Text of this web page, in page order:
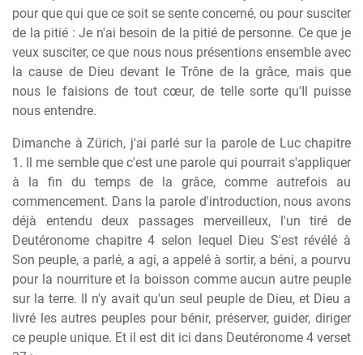
pour que qui que ce soit se sente concerné, ou pour susciter
de la pitié : Je n'ai besoin de la pitié de personne. Ce que je
veux susciter, ce que nous nous présentions ensemble avec
la cause de Dieu devant le Trône de la grâce, mais que
nous le faisions de tout cœur, de telle sorte qu'Il puisse
nous entendre.
Dimanche à Zürich, j'ai parlé sur la parole de Luc chapitre
1. Il me semble que c'est une parole qui pourrait s'appliquer
à la fin du temps de la grâce, comme autrefois au
commencement. Dans la parole d'introduction, nous avons
déjà entendu deux passages merveilleux, l'un tiré de
Deutéronome chapitre 4 selon lequel Dieu S'est révélé à
Son peuple, a parlé, a agi, a appelé à sortir, a béni, a pourvu
pour la nourriture et la boisson comme aucun autre peuple
sur la terre. Il n'y avait qu'un seul peuple de Dieu, et Dieu a
livré les autres peuples pour bénir, préserver, guider, diriger
ce peuple unique. Et il est dit ici dans Deutéronome 4 verset